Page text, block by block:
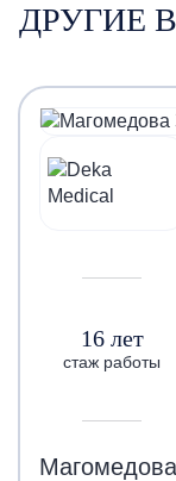
ДРУГИЕ
16 лет
стаж работы